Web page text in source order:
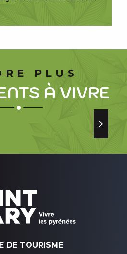
PLUS
À VIVRE
DE TOURISME